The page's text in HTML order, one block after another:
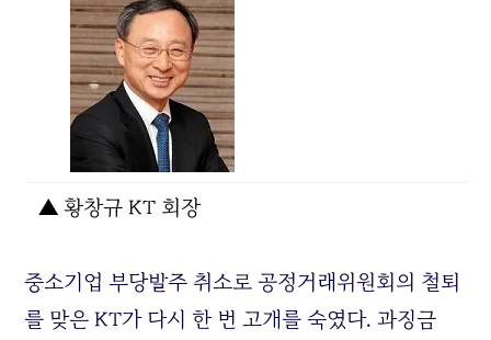
▲ 황창규 KT 회장
중소기업 부당발주 취소로 공정거래위원회의 철퇴
를 맞은KT가 다시 한 번 고개를 숙였다.과징금